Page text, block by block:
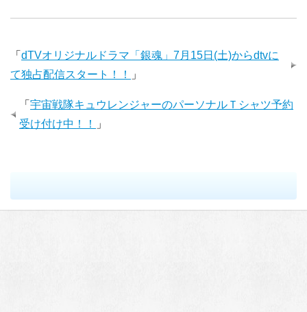
「 dTVオリジナルドラマ「銀魂」7月15日(土)からdtvに
て独占配信スタート！！
」
「 宇宙戦隊キュウレンジャーのパーソナルＴシャツ予約
受け付け中！！
」